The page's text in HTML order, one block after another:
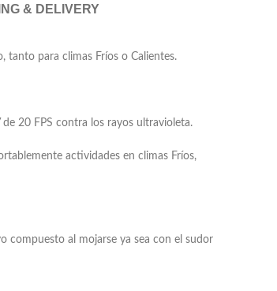
& DELIVERY
tanto para climas Fríos o Calientes.
20 FPS contra los rayos ultravioleta.
actividades en climas Fríos,
compuesto al mojarse ya sea con el sudor